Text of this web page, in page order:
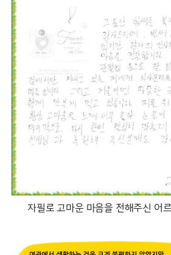
자필로 고마운 마음을 전해주신 어